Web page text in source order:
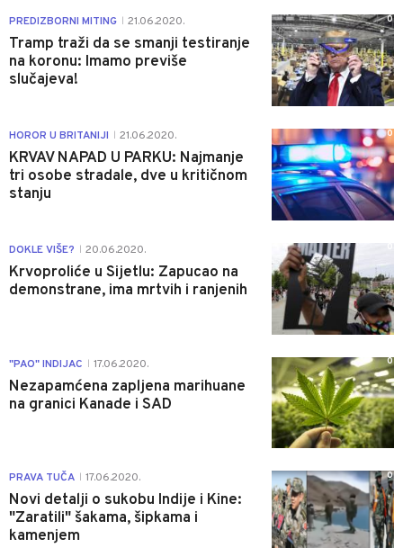
PREDIZBORNI MITING 21.06.2020.
Tramp traži da se smanji testiranje
na koronu: Imamo previše
slučajeva!
0
HOROR U BRITANIJI 21.06.2020.
KRVAV NAPAD U PARKU: Najmanje
tri osobe stradale, dve u kritičnom
stanju
0
DOKLE VIŠE? 20.06.2020.
Krvoproliće u Sijetlu: Zapucao na
demonstrane, ima mrtvih i ranjenih
"PAO" INDIJAC 17.06.2020.
Nezapamćena zapljena marihuane
na granici Kanade i SAD
0
PRAVA TUČA 17.06.2020.
Novi detalji o sukobu Indije i Kine:
"Zaratili" šakama, šipkama i
kamenjem
0